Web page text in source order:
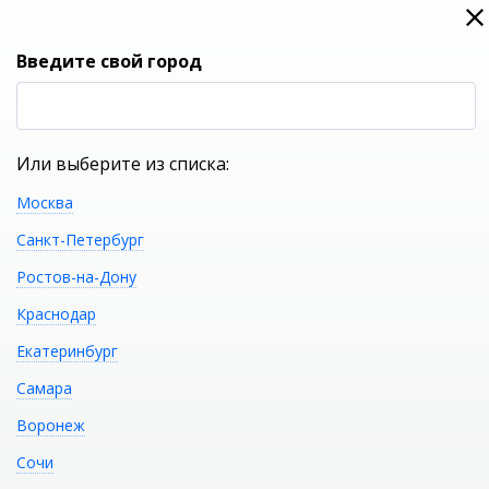
0
Ванна NS BATH NSB-
1575G (глянцевая)
Введите свой город
Или выберите из списка:
Москва
Санкт-Петербург
Ростов-на-Дону
Краснодар
Екатеринбург
Самара
Воронеж
Сочи